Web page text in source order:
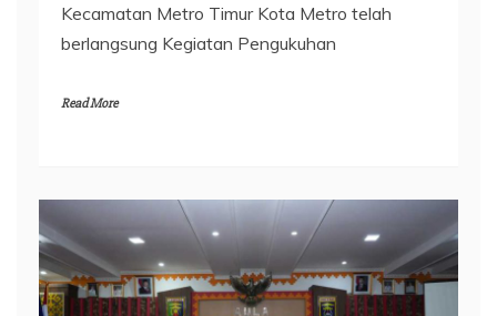
Kecamatan Metro Timur Kota Metro telah
berlangsung Kegiatan Pengukuhan
Read More